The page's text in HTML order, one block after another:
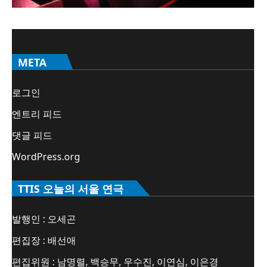
META
로그인
엔트리 피드
댓글 피드
WordPress.org
TTIS 오늘의 서울 연극
발행인 : 오세곤
편집장 : 배선애
편집위원 : 남명렬, 백승무, 우수진, 이연심, 이은경